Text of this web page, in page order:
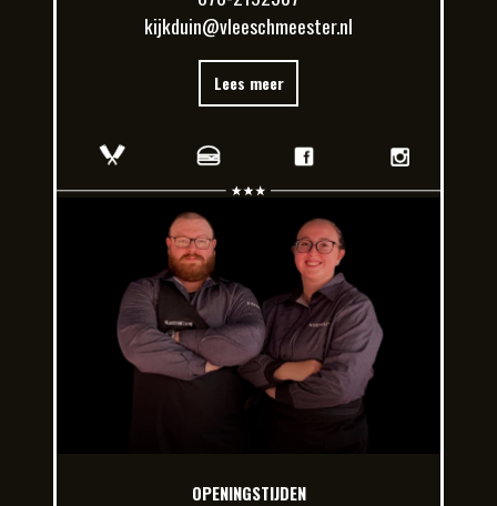
kijkduin@vleeschmeester.nl
Lees meer
OPENINGSTIJDEN